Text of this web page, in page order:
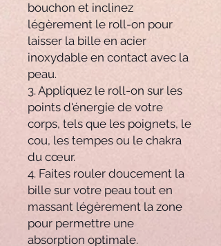
bouchon et inclinez
légèrement le roll-on pour
laisser la bille en acier
inoxydable en contact avec la
peau.
3. Appliquez le roll-on sur les
points d'énergie de votre
corps, tels que les poignets, le
cou, les tempes ou le chakra
du cœur.
4. Faites rouler doucement la
bille sur votre peau tout en
massant légèrement la zone
pour permettre une
absorption optimale.